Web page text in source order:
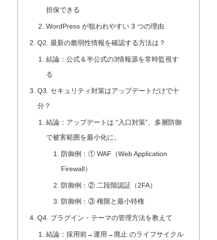
担保できる
WordPress が狙われやすい 3 つの理由
Q2. 最新の脆弱性情報を確認する方法は？
結論：公式＆半公式の3情報源を常時監視す
る
Q3. セキュリティ対策はアップデートだけで十
分？
結論：アップデートは “入口対策”、多層防御
で被害範囲を最小化に。
防御例：① WAF（Web Application
Firewall）
防御例：② 二段階認証（2FA）
防御例：③ 権限と最小特権
Q4. プラグイン・テーマの管理方法を教えて
結論：採用前→運用→廃止 のライフサイクル